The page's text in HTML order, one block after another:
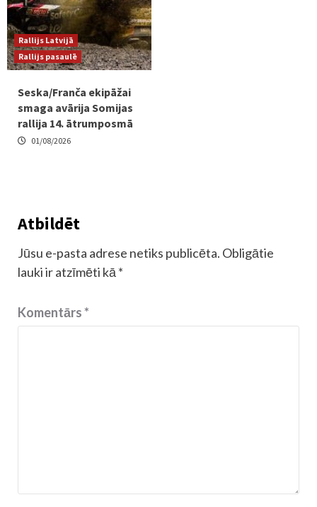
Rallijs Latvijā
Rallijs pasaulē
Seska/Franča ekipāžai
smaga avārija Somijas
rallija 14. ātrumposmā
01/08/2026
Atbildēt
Jūsu e-pasta adrese netiks publicēta. Obligātie
lauki ir atzīmēti kā *
Komentārs*